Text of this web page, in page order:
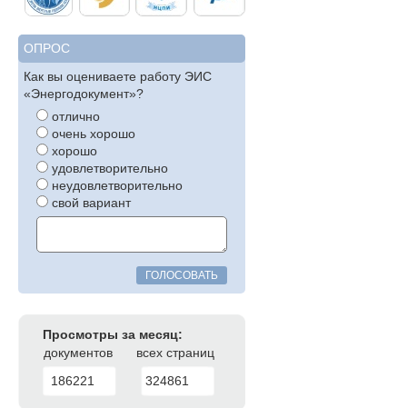
ОПРОС
Как вы оцениваете работу ЭИС
«Энергодокумент»?
отлично
очень хорошо
хорошо
удовлетворительно
неудовлетворительно
свой вариант
ГОЛОСОВАТЬ
Просмотры за месяц:
документов
всех страниц
186221
324861